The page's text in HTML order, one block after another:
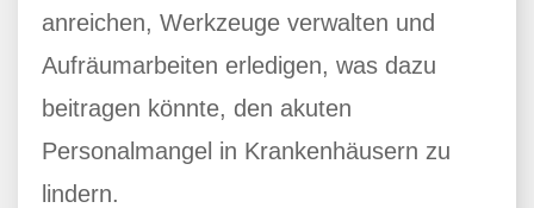
anreichen, Werkzeuge verwalten und
Aufräumarbeiten erledigen, was dazu
beitragen könnte, den akuten
Personalmangel in Krankenhäusern zu
lindern.